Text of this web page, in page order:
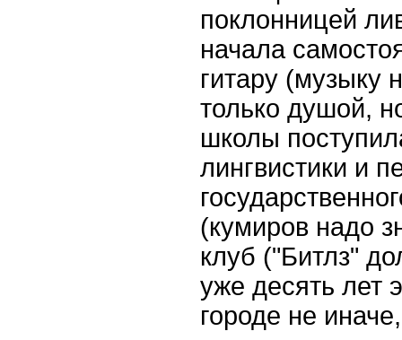
поклонницей
начала
гитару (музыку
только душой,
школы
лингвистики и
(кумиров надо
клуб ("Битлз"
уже десять лет
городе не